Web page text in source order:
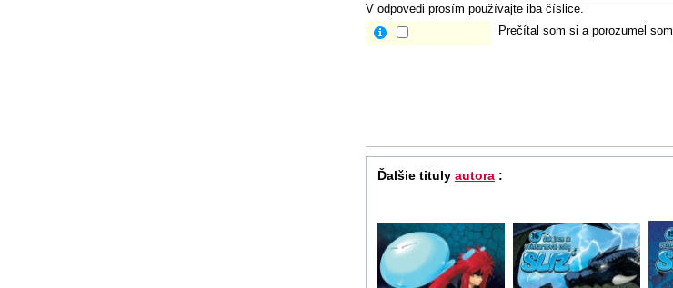
V odpovedi prosím používajte iba číslice.
Prečítal som si a porozumel som
Ďalšie tituly autora :